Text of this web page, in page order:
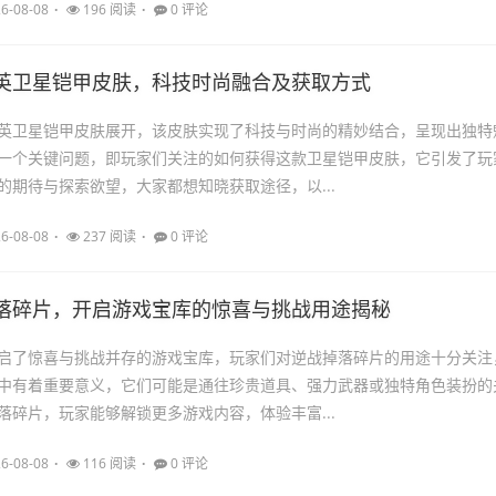
08-08 196 阅读 0 评论
卫星铠甲皮肤，科技时尚融合及获取方式
卫星铠甲皮肤展开，该皮肤实现了科技与时尚的精妙结合，呈现出独
个关键问题，即玩家们关注的如何获得这款卫星铠甲皮肤，它引发了
期待与探索欲望，大家都想知晓获取途径，以...
08-08 237 阅读 0 评论
碎片，开启游戏宝库的惊喜与挑战用途揭秘
了惊喜与挑战并存的游戏宝库，玩家们对逆战掉落碎片的用途十分关
有着重要意义，它们可能是通往珍贵道具、强力武器或独特角色装扮
碎片，玩家能够解锁更多游戏内容，体验丰富...
08-08 116 阅读 0 评论